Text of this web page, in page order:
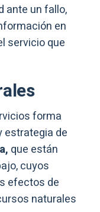
ante un fallo,
en
servicio que
forma
estrategia de
que están
cuyos
efectos de
naturales